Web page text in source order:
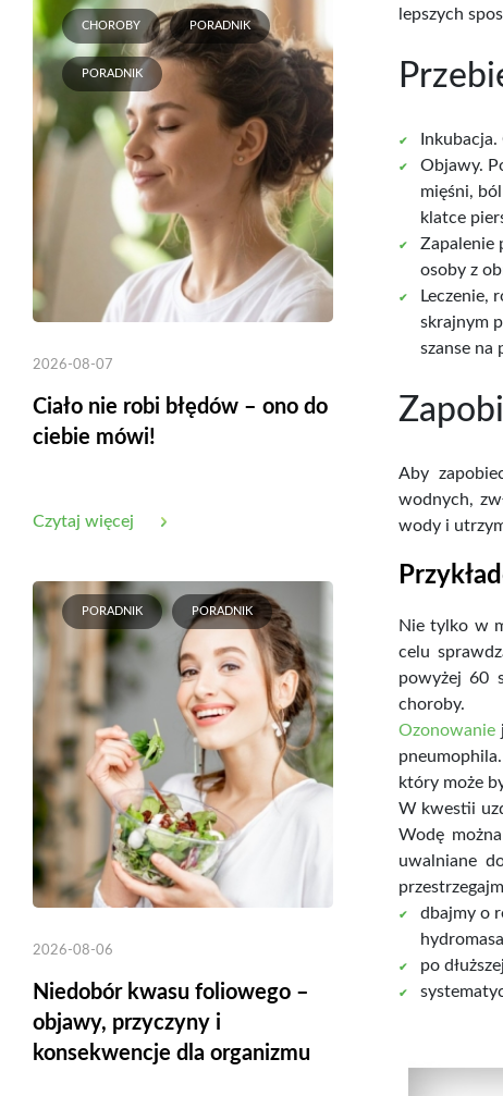
CHOROBY PORADNIK
PORADNIK
2026-08-07
Ciało nie robi błędów – ono do
ciebie mówi!
Czytaj więcej
PORADNIK PORADNIK
2026-08-06
Niedobór kwasu foliowego –
objawy, przyczyny i
konsekwencje dla organizmu
lepszych
Objawy.
mięśni,
klatce
Zapalenie
osoby z
Leczenie,
skrajnym
szanse na
Aby
wodnych,
wody i
Nie tylko w
celu
powyżej 60
choroby.
Ozonowanie
który może
W kwestii
Wodę
uwalniane
dbajmy o
po